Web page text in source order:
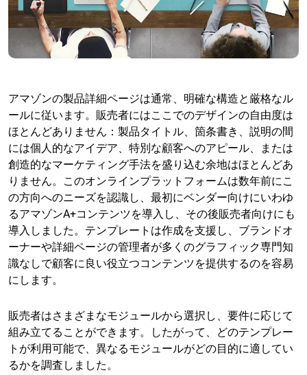
アマゾンの製品詳細ページは通常、明確な構造と厳格なル
ールに従います。販売者にはここでのデザインの自由度は
ほとんどありません：製品タイトル、箇条書き、説明の間
には個人的なアイデア、特別な顧客へのアピール、または
創造的なマーケティング手法を盛り込む余地はほとんどあ
りません。このオンラインプラットフォームは数年前にこ
の方向へのニーズを認識し、最初にベンダー向けにいわゆ
るアマゾンA+コンテンツを導入し、その後販売者向けにも
導入しました。テンプレートは作成を支援し、ブランドオ
ーナーや詳細ページの管理者が多くのグラフィック専門知
識なしで顧客に良い役立つコンテンツを提供するのを容易
にします。
販売者はさまざまなモジュールから選択し、要件に応じて
組み立てることができます。したがって、どのテンプレー
トが利用可能で、異なるモジュールがどの目的に適してい
るかを調査しました。